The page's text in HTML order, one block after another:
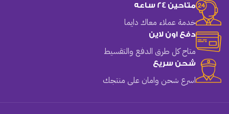
متاحين 24 ساعه
خدمة عملاء معاك دايما
دفع اون لاين
متاح كل طرق الدفع والتقسيط
شحن سريع
اسرع شحن وامان على منتجك